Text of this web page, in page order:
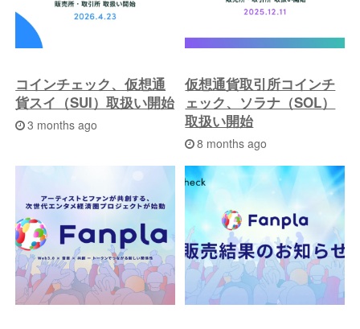
稿
へ
コインチェック、仮想通
貨スイ（SUI）取扱い開始
3 months ago
仮想通貨取引所コインチ
ェック、ソラナ（SOL）
取扱い開始
8 months ago